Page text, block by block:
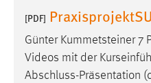
[PDF]
Günter Kummetsteiner 7
Videos mit der
Abschluss-Präsentation
Cookie Laufzeit:
Chat
Name: